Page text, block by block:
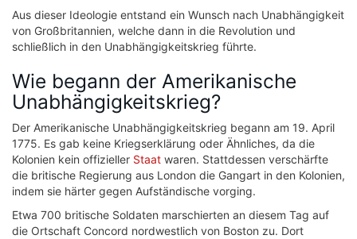
Aus dieser Ideologie entstand ein Wunsch nach Unabhängigkeit
von Großbritannien, welche dann in die Revolution und
schließlich in den Unabhängigkeitskrieg führte.
Wie begann der Amerikanische
Unabhängigkeitskrieg?
Der Amerikanische Unabhängigkeitskrieg begann am 19. April
1775. Es gab keine Kriegserklärung oder Ähnliches, da die
Kolonien kein offizieller Staat waren. Stattdessen verschärfte
die britische Regierung aus London die Gangart in den Kolonien,
indem sie härter gegen Aufständische vorging.
Etwa 700 britische Soldaten marschierten an diesem Tag auf
die Ortschaft Concord nordwestlich von Boston zu. Dort